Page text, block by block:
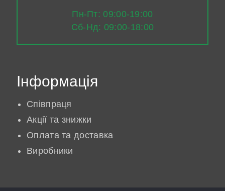
Пн-Пт: 09:00-19:00
Сб-Нд: 09:00-18:00
Інформація
Співпраця
Акції та знижки
Оплата та доставка
Виробники